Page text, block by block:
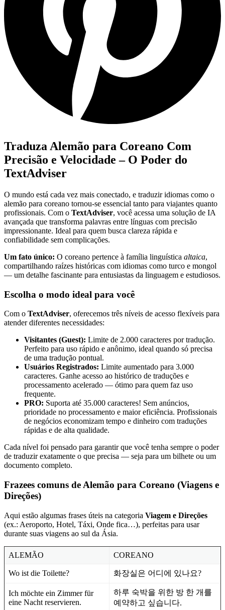
Traduza Alemão para Coreano Com
Precisão e Velocidade – O Poder do
TextAdviser
O mundo está cada vez mais conectado, e traduzir idiomas como o
alemão para coreano tornou-se essencial tanto para viajantes quanto
profissionais. Com o TextAdviser, você acessa uma solução de IA
avançada que transforma palavras entre línguas com precisão
impressionante. Ideal para quem busca clareza rápida e
confiabilidade sem complicações.
Um fato único: O coreano pertence à família linguística altaica,
compartilhando raízes históricas com idiomas como turco e mongol
— um detalhe fascinante para entusiastas da linguagem e estudiosos.
Escolha o modo ideal para você
Com o TextAdviser, oferecemos três níveis de acesso flexíveis para
atender diferentes necessidades:
Visitantes (Guest): Limite de 2.000 caracteres por tradução.
Perfeito para uso rápido e anônimo, ideal quando só precisa
de uma tradução pontual.
Usuários Registrados: Limite aumentado para 3.000
caracteres. Ganhe acesso ao histórico de traduções e
processamento acelerado — ótimo para quem faz uso
frequente.
PRO: Suporta até 35.000 caracteres! Sem anúncios,
prioridade no processamento e maior eficiência. Profissionais
de negócios economizam tempo e dinheiro com traduções
rápidas e de alta qualidade.
Cada nível foi pensado para garantir que você tenha sempre o poder
de traduzir exatamente o que precisa — seja para um bilhete ou um
documento completo.
Frazees comuns de Alemão para Coreano (Viagens e
Direções)
Aqui estão algumas frases úteis na categoria Viagem e Direções
(ex.: Aeroporto, Hotel, Táxi, Onde fica…), perfeitas para usar
durante suas viagens ao sul da Ásia.
ALEMÃO COREANO
Wo ist die Toilette? 화장실은 어디에 있나요?
Ich möchte ein Zimmer für
eine Nacht reservieren.
하루 숙박을 위한 방 한 개를
예약하고 싶습니다.